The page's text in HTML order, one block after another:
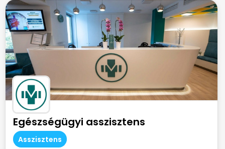
Egészségügyi asszisztens
Asszisztens